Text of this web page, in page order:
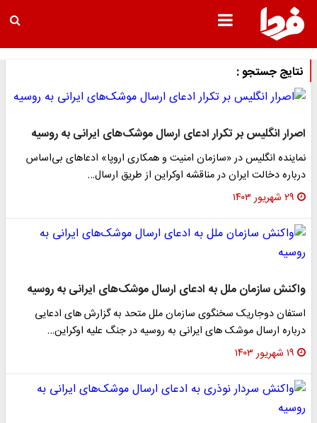
نتایج جستجو :
اصرار انگلیس بر تکرار ادعای ارسال موشک‌های ایرانی به روسیه
نماینده انگلیس در «سازمان امنیت و همکاری اروپا» ادعاهای بی‌اساس
درباره دخالت ایران در مناقشه اوکراین از طریق ارسال…
۲۹ شهریور ۱۴۰۳
واکنش سازمان ملل به ادعای ارسال موشک‌های ایرانی به روسیه
استفان دوجاریک سخنگوی سازمان ملل متحد به گزارش های ادعایی
درباره ارسال موشک های ایرانی به روسیه در جنگ علیه اوکراین…
۱۹ شهریور ۱۴۰۳